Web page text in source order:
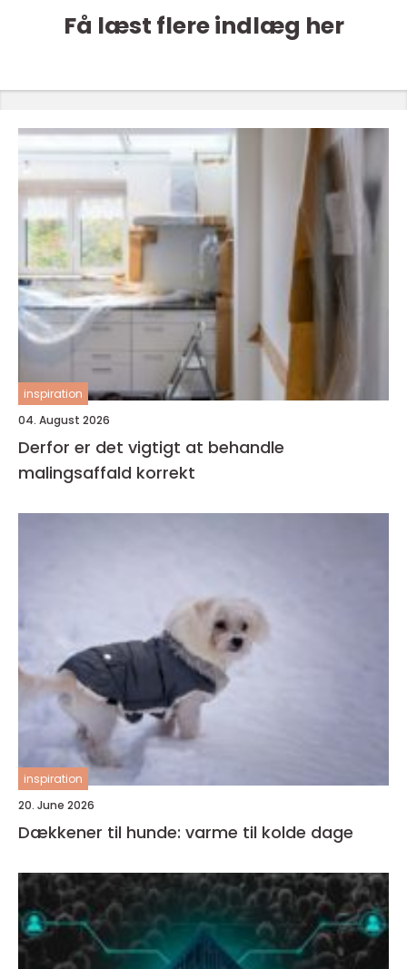
Få læst flere indlæg her
inspiration
04. August 2026
Derfor er det vigtigt at behandle
malingsaffald korrekt
inspiration
20. June 2026
Dækkener til hunde: varme til kolde dage